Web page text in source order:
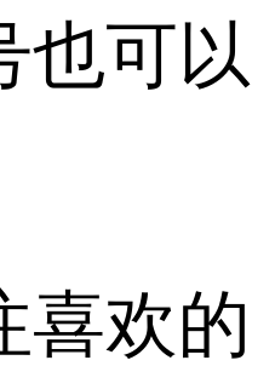
也可以
喜欢的